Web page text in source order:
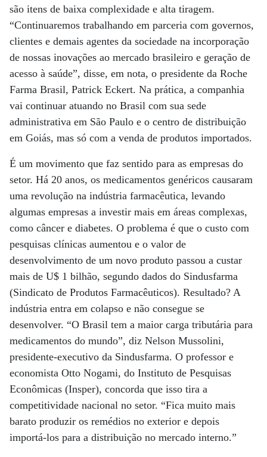
são itens de baixa complexidade e alta tiragem.
“Continuaremos trabalhando em parceria com governos,
clientes e demais agentes da sociedade na incorporação
de nossas inovações ao mercado brasileiro e geração de
acesso à saúde”, disse, em nota, o presidente da Roche
Farma Brasil, Patrick Eckert. Na prática, a companhia
vai continuar atuando no Brasil com sua sede
administrativa em São Paulo e o centro de distribuição
em Goiás, mas só com a venda de produtos importados.
É um movimento que faz sentido para as empresas do
setor. Há 20 anos, os medicamentos genéricos causaram
uma revolução na indústria farmacêutica, levando
algumas empresas a investir mais em áreas complexas,
como câncer e diabetes. O problema é que o custo com
pesquisas clínicas aumentou e o valor de
desenvolvimento de um novo produto passou a custar
mais de U$ 1 bilhão, segundo dados do Sindusfarma
(Sindicato de Produtos Farmacêuticos). Resultado? A
indústria entra em colapso e não consegue se
desenvolver. “O Brasil tem a maior carga tributária para
medicamentos do mundo”, diz Nelson Mussolini,
presidente-executivo da Sindusfarma. O professor e
economista Otto Nogami, do Instituto de Pesquisas
Econômicas (Insper), concorda que isso tira a
competitividade nacional no setor. “Fica muito mais
barato produzir os remédios no exterior e depois
importá-los para a distribuição no mercado interno.”